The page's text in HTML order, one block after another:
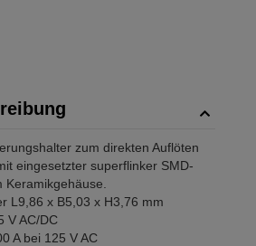
zum direkten Auflöten
eingesetzter superflinker SMD-
Keramikgehäuse.
L9,86 x B5,03 x H3,76 mm
V AC/DC
A bei 125 V AC